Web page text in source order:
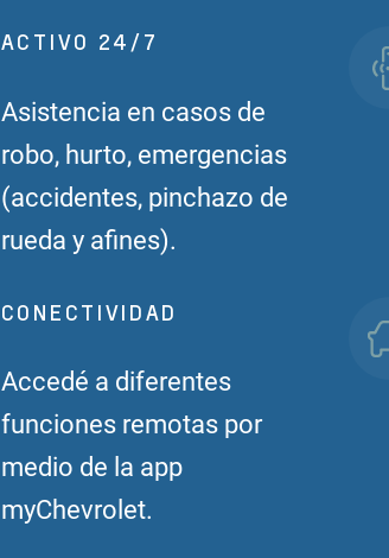
ACTIVO 24/7
Asistencia en casos de
robo, hurto, emergencias
(accidentes, pinchazo de
rueda y afines).
CONECTIVIDAD
Accedé a diferentes
funciones remotas por
medio de la app
myChevrolet.